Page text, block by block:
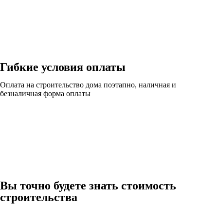
Гибкие условия оплаты
Оплата на строительство дома поэтапно, наличная и
безналичная форма оплаты
Вы точно будете знать стоимость
строительства